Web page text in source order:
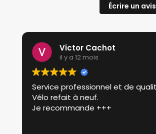
Écrire un avis
Victor Cachot
il y a 12 mois
Service professionnel et de qualité.
Vélo refait à neuf.
Je recommande +++